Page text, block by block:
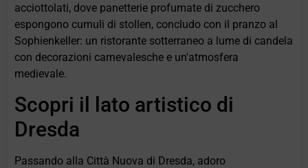
acciottolati, dove panetterie profumate di zucchero
espongono cumuli di stollen, concludo con il pranzo al
Sophienkeller: un ristorante sotterraneo a lume di candela
con decorazioni carnevalesche e un'atmosfera
medievale.
Scopri il lato artistico di
Dresda
Passando alla Città Nuova di Dresda, adoro